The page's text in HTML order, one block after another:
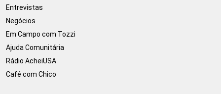
Entrevistas
Negócios
Em Campo com Tozzi
Ajuda Comunitária
Rádio AcheiUSA
Café com Chico